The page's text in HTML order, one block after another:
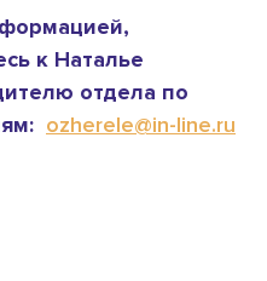
к Наталье
отдела по
ozherele@in-line.ru